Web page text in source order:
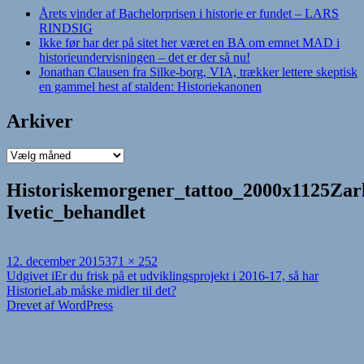
Årets vinder af Bachelorprisen i historie er fundet – LARS
RINDSIG
Ikke før har der på sitet her været en BA om emnet MAD i
historieundervisningen – det er der så nu!
Jonathan Clausen fra Silke-borg, VIA, trækker lettere skeptisk
en gammel hest af stalden: Historiekanonen
Arkiver
Arkiver
Ivetic_behandlet
Udgivet
i
12. december 2015Fuld
størrelse
371 × 252
Indlægsnavigation
Udgivet iEr du frisk på et udviklingsprojekt i 2016-17, så har
HistorieLab måske midler til det?
Drevet af WordPress